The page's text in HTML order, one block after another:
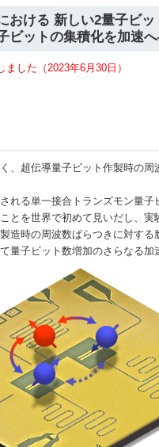
おける 新しい2量子ビ
ビットの集積化を加速
した（2023年6月30日）
、超伝導量子ビット作製時の
れる単一接合トランズモン量
を世界で初めて見いだし、実
造時の周波数ばらつきに対す
量子ビット数増加のさらなる加